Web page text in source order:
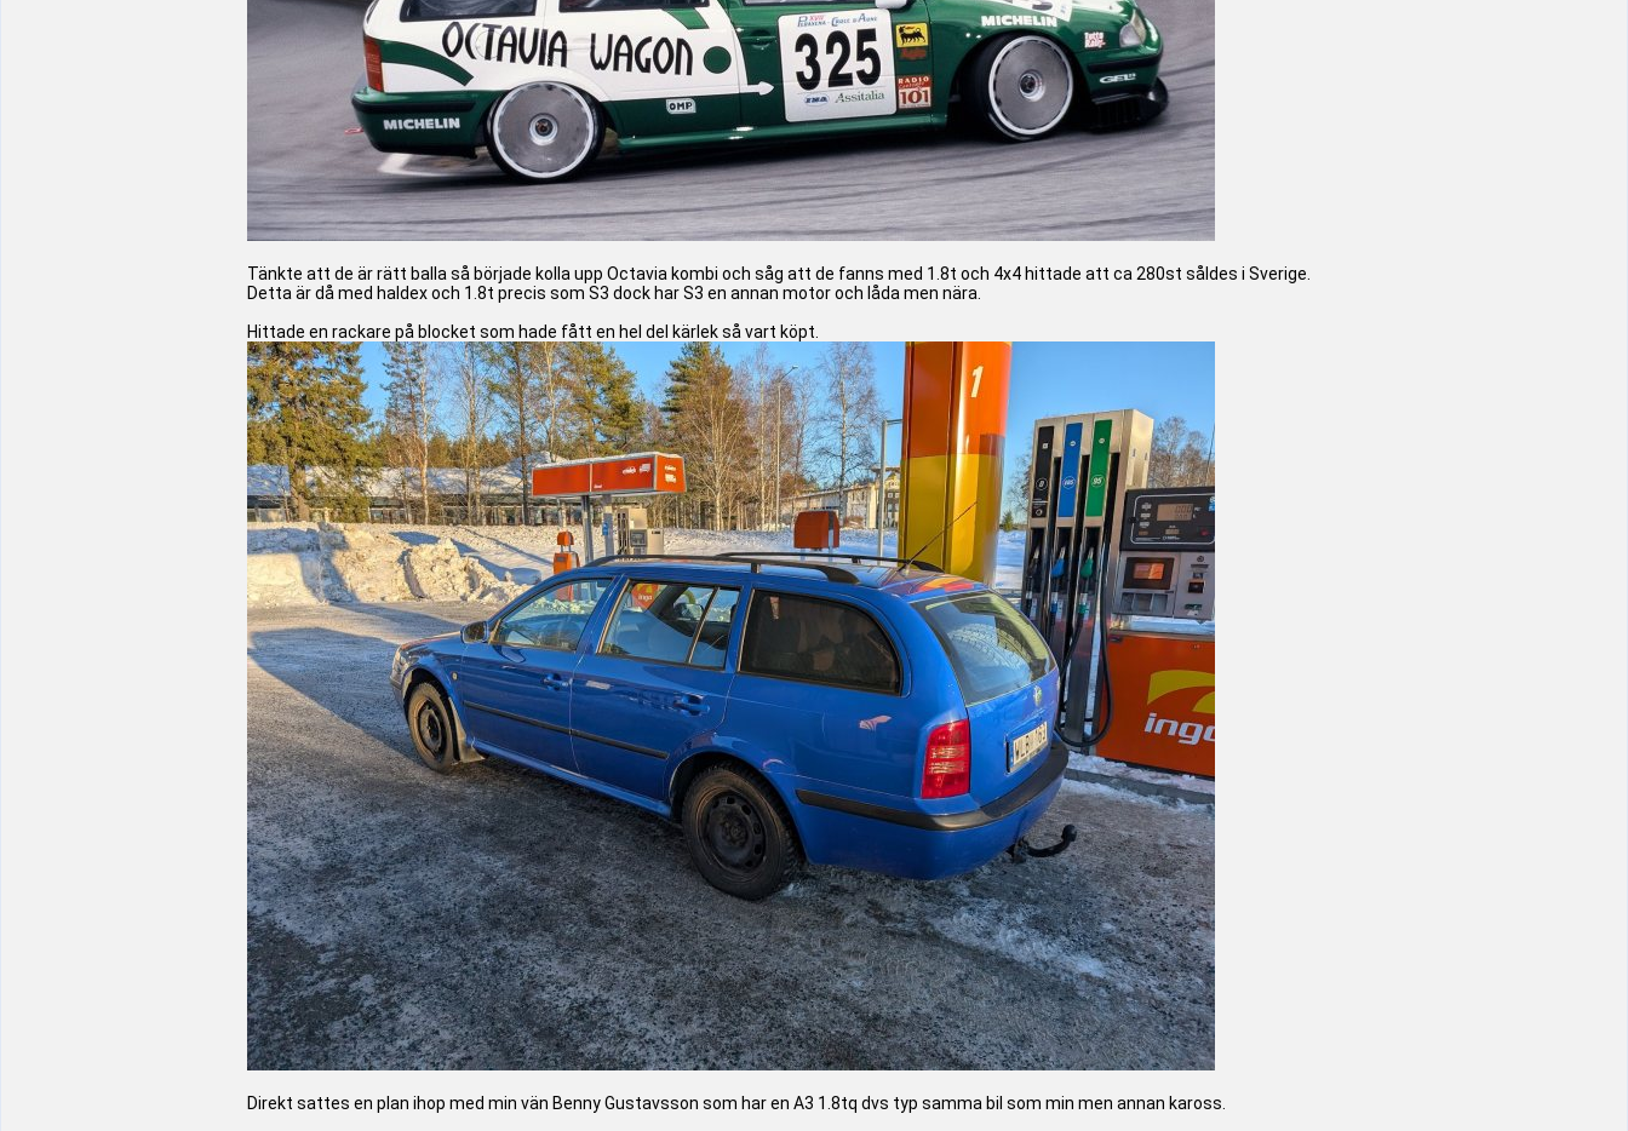
Tänkte att de är rätt balla så började kolla upp Octavia kombi och såg att de fanns med 1.8t och 4x4 hittade att ca 280st såldes i Sverige.
Detta är då med haldex och 1.8t precis som S3 dock har S3 en annan motor och låda men nära.
Hittade en rackare på blocket som hade fått en hel del kärlek så vart köpt.
Direkt sattes en plan ihop med min vän Benny Gustavsson som har en A3 1.8tq dvs typ samma bil som min men annan kaross.